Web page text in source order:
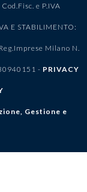
e P.IVA
E STABILIMENTO:
Milano N.
- PRIVACY
Gestione e